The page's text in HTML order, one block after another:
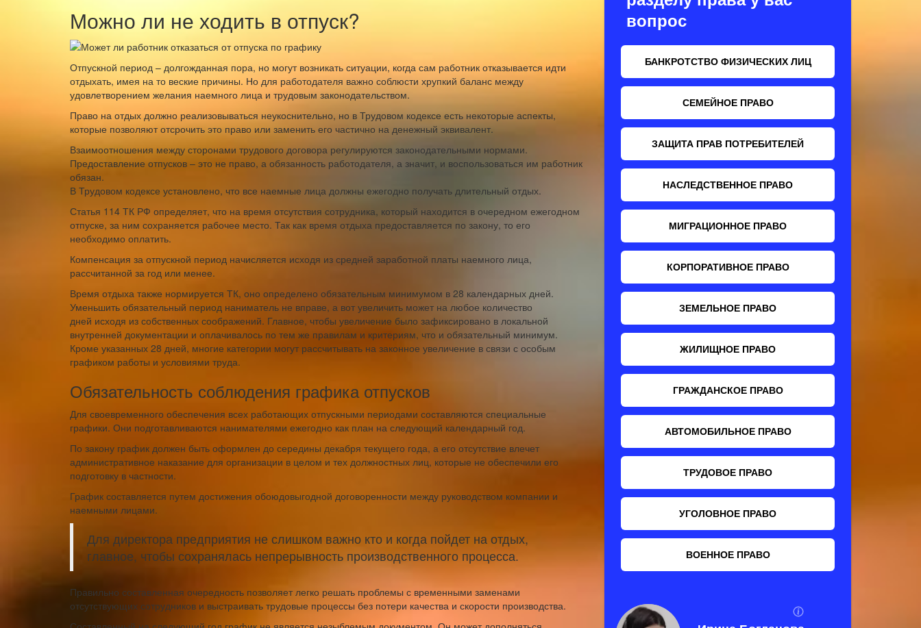
Можно ли не ходить в отпуск?
Отпускной период – долгожданная пора, но могут возникать ситуации, когда сам работник отказывается идти
отдыхать, имея на то веские причины. Но для работодателя важно соблюсти хрупкий баланс между
удовлетворением желания наемного лица и трудовым законодательством.
Право на отдых должно реализовываться неукоснительно, но в Трудовом кодексе есть некоторые аспекты,
которые позволяют отсрочить это право или заменить его частично на денежный эквивалент.
Взаимоотношения между сторонами трудового договора регулируются законодательными нормами.
Предоставление отпусков – это не право, а обязанность работодателя, а значит, и воспользоваться им работник
обязан.
В Трудовом кодексе установлено, что все наемные лица должны ежегодно получать длительный отдых.
Статья 114 ТК РФ определяет, что на время отсутствия сотрудника, который находится в очередном ежегодном
отпуске, за ним сохраняется рабочее место. Так как время отдыха предоставляется по закону, то его
необходимо оплатить.
Компенсация за отпускной период начисляется исходя из средней заработной платы наемного лица,
рассчитанной за год или менее.
Время отдыха также нормируется ТК, оно определено обязательным минимумом в 28 календарных дней.
Уменьшить обязательный период наниматель не вправе, а вот увеличить может на любое количество
дней исходя из собственных соображений. Главное, чтобы увеличение было зафиксировано в локальной
внутренней документации и оплачивалось по тем же правилам и критериям, что и обязательный минимум.
Кроме указанных 28 дней, многие категории могут рассчитывать на законное увеличение в связи с особым
графиком работы и условиями труда.
Обязательность соблюдения графика отпусков
Для своевременного обеспечения всех работающих отпускными периодами составляются специальные
графики. Они подготавливаются нанимателями ежегодно как план на следующий календарный год.
По закону график должен быть оформлен до середины декабря текущего года, а его отсутствие влечет
административное наказание для организации в целом и тех должностных лиц, которые не обеспечили его
подготовку в частности.
График составляется путем достижения обоюдовыгодной договоренности между руководством компании и
наемными лицами.
Для директора предприятия не слишком важно кто и когда пойдет на отдых,
главное, чтобы сохранялась непрерывность производственного процесса.
Правильно составленная очередность позволяет легко решать проблемы с временными заменами
отсутствующих сотрудников и выстраивать трудовые процессы без потери качества и скорости производства.